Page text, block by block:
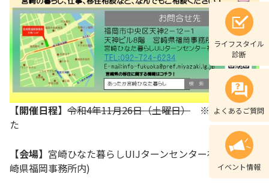
【開催日程】 令和4年11月26日（土曜日） ※終了しまし
た
【会場】 宮崎ひなた暮らしUIJターンセンター福岡支部(宮
崎県福岡事務所内)
ライフスタイル
診断
よくあるご質問
イベント情報